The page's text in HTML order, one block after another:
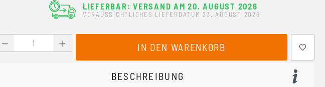
LIEFERBAR: VERSAND AM 20. AUGUST 2026
VORAUSSICHTLICHES LIEFERDATUM 23. AUGUST 2026
Produkt Anzahl: Gib den gewünschten Wert ein oder benutze die Schaltflächen
IN DEN WARENKORB
BESCHREIBUNG